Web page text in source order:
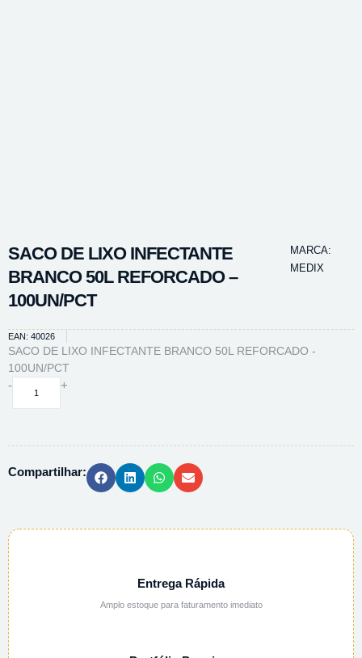
SACO DE LIXO INFECTANTE
BRANCO 50L REFORCADO –
100UN/PCT
MARCA:
MEDIX
EAN: 40026
SACO DE LIXO INFECTANTE BRANCO 50L REFORCADO -
100UN/PCT
-
SACO
50L
100UN/PCT
quantidade
+
Compartilhar:
Entrega Rápida
Amplo estoque para faturamento imediato